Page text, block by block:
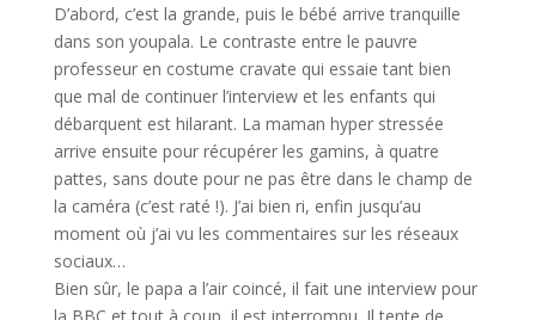
D’abord, c’est la grande, puis le bébé arrive tranquille
dans son youpala. Le contraste entre le pauvre
professeur en costume cravate qui essaie tant bien
que mal de continuer l’interview et les enfants qui
débarquent est hilarant. La maman hyper stressée
arrive ensuite pour récupérer les gamins, à quatre
pattes, sans doute pour ne pas être dans le champ de
la caméra (c’est raté !). J’ai bien ri, enfin jusqu’au
moment où j’ai vu les commentaires sur les réseaux
sociaux…
Bien sûr, le papa a l’air coincé, il fait une interview pour